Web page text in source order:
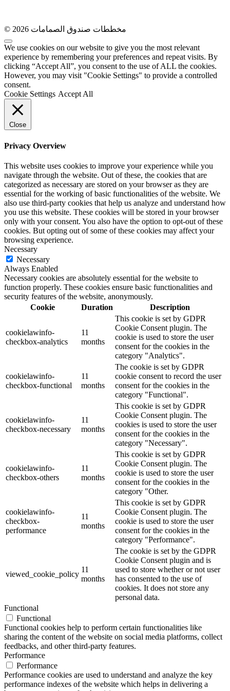
© 2026 مخططات صندوق الصمامات
We use cookies on our website to give you the most relevant
experience by remembering your preferences and repeat visits. By
clicking “Accept All”, you consent to the use of ALL the cookies.
However, you may visit "Cookie Settings" to provide a controlled
consent.
Cookie Settings Accept All
Close
Privacy Overview
This website uses cookies to improve your experience while you
navigate through the website. Out of these, the cookies that are
categorized as necessary are stored on your browser as they are
essential for the working of basic functionalities of the website. We
also use third-party cookies that help us analyze and understand how
you use this website. These cookies will be stored in your browser
only with your consent. You also have the option to opt-out of these
cookies. But opting out of some of these cookies may affect your
browsing experience.
Necessary
Necessary
Always Enabled
Necessary cookies are absolutely essential for the website to
function properly. These cookies ensure basic functionalities and
security features of the website, anonymously.
Cookie
Duration Description
cookielawinfo-
checkbox-analytics
11
months
This cookie is set by GDPR
Cookie Consent plugin. The
cookie is used to store the user
consent for the cookies in the
category "Analytics".
cookielawinfo-
checkbox-functional
11
months
The cookie is set by GDPR
cookie consent to record the user
consent for the cookies in the
category "Functional".
cookielawinfo-
checkbox-necessary
11
months
This cookie is set by GDPR
Cookie Consent plugin. The
cookies is used to store the user
consent for the cookies in the
category "Necessary".
cookielawinfo-
checkbox-others
11
months
This cookie is set by GDPR
Cookie Consent plugin. The
cookie is used to store the user
consent for the cookies in the
category "Other.
cookielawinfo-
checkbox-
performance
11
months
This cookie is set by GDPR
Cookie Consent plugin. The
cookie is used to store the user
consent for the cookies in the
category "Performance".
viewed_cookie_policy
11
months
The cookie is set by the GDPR
Cookie Consent plugin and is
used to store whether or not user
has consented to the use of
cookies. It does not store any
personal data.
Functional
Functional
Functional cookies help to perform certain functionalities like
sharing the content of the website on social media platforms, collect
feedbacks, and other third-party features.
Performance
Performance
Performance cookies are used to understand and analyze the key
performance indexes of the website which helps in delivering a